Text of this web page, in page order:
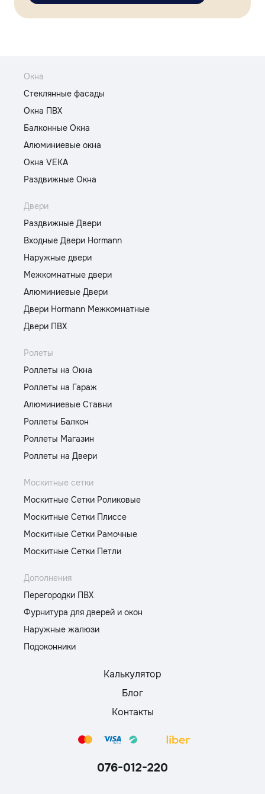
Окна
Стеклянные фасады
Окна ПВХ
Балконные Окна
Алюминиевые окна
Окна VEKA
Раздвижные Окна
Двери
Раздвижные Двери
Входные Двери Hormann
Наружные двери
Межкомнатные двери
Алюминиевые Двери
Двери Hormann Межкомнатные
Двери ПВХ
Ролеты
Роллеты на Окна
Роллеты на Гараж
Алюминиевые Ставни
Роллеты Балкон
Роллеты Магазин
Роллеты на Двери
Москитные сетки
Москитные Сетки Роликовые
Москитные Сетки Плиссе
Москитные Сетки Рамочные
Москитные Сетки Петли
Дополнения
Перегородки ПВХ
Фурнитура для дверей и окон
Наружные жалюзи
Подоконники
Калькулятор
Блог
Контакты
076-012-220